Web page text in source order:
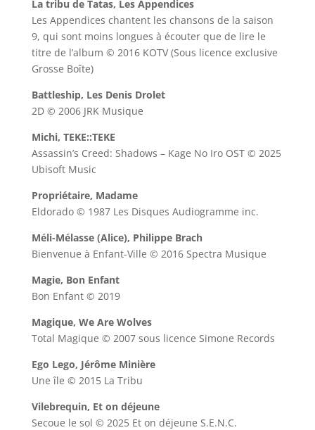
La tribu de Tatas, Les Appendices
Les Appendices chantent les chansons de la saison
9, qui sont moins longues à écouter que de lire le
titre de l’album © 2016 KOTV (Sous licence exclusive
Grosse Boîte)
Battleship, Les Denis Drolet
2D © 2006 JRK Musique
Michi, TEKE::TEKE
Assassin’s Creed: Shadows – Kage No Iro OST © 2025
Ubisoft Music
Propriétaire, Madame
Eldorado © 1987 Les Disques Audiogramme inc.
Méli-Mélasse (Alice), Philippe Brach
Bienvenue à Enfant-Ville © 2016 Spectra Musique
Magie, Bon Enfant
Bon Enfant © 2019
Magique, We Are Wolves
Total Magique © 2007 sous licence Simone Records
Ego Lego, Jérôme Minière
Une île © 2015 La Tribu
Vilebrequin, Et on déjeune
Secoue le sol © 2025 Et on déjeune S.E.N.C.